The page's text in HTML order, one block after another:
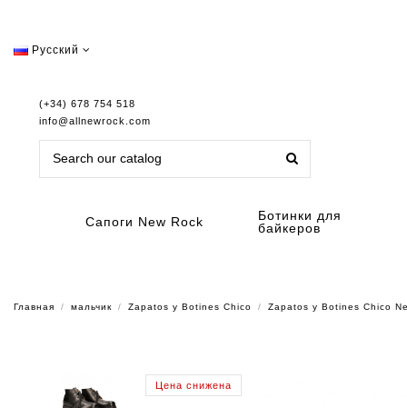
Русский
(+34) 678 754 518
info@allnewrock.com
Сапоги New Rock
Ботинки для
байкеров
Главная мальчик Zapatos y Botines Chico Zapatos y Botines Chico
Цена снижена